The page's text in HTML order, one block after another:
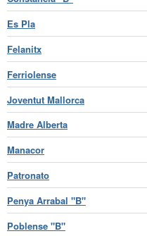
Es Pla
Felanitx
Ferriolense
Joventut Mallorca
Madre Alberta
Manacor
Patronato
Penya Arrabal "B"
Poblense "B"